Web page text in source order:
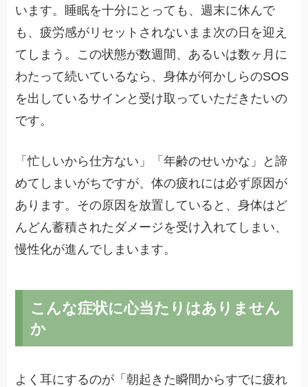
います。睡眠を十分にとっても、週末に休んで
も、疲労感がリセットされないまま次の日を迎え
てしまう。この状態が数週間、あるいは数ヶ月に
わたって続いているなら、身体が何かしらのSOS
を出しているサインと受け取っていただきたいの
です。
「忙しいから仕方ない」「年齢のせいかな」と諦
めてしまいがちですが、体の疲れには必ず原因が
あります。その原因を放置していると、身体はど
んどん蓄積されたダメージを受け入れてしまい、
慢性化が進んでしまいます。
こんな症状に心当たりはありません
か
よく耳にするのが「朝起きた瞬間からすでに疲れ